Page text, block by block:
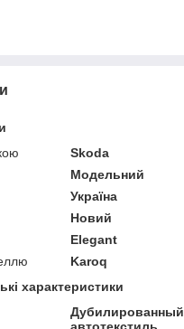
Skoda
Модельний
Україна
Новий
Elegant
Karoq
характеристики
Дубилированный
автотекстиль